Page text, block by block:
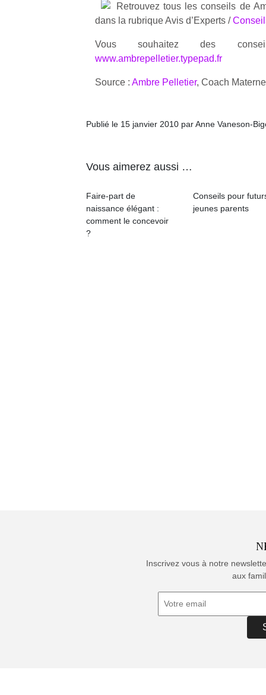
Retrouvez tous les conseils de
dans la rubrique Avis d’Experts /
Vous souhaitez des
www.ambrepelletier.typepad.fr
Source : Ambre Pelletier, Coach
Publié le 15 janvier 2010 par Anne Vaneson-
Vous aimerez aussi …
Faire-part de
naissance élégant :
comment le concevoir
?
Conseils pour
jeunes parents
physique
ou
Inscrivez vous à notre
aux